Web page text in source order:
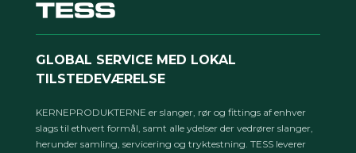
GLOBAL SERVICE MED LOKAL
TILSTEDEVÆRELSE
KERNEPRODUKTERNE er slanger, rør og fittings af enhver
slags til ethvert formål, samt alle ydelser der vedrører slanger,
herunder samling, servicering og tryktestning. TESS leverer